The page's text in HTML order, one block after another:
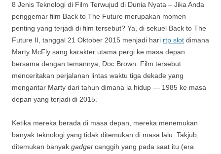
8 Jenis Teknologi di Film Terwujud di Dunia Nyata – Jika Anda
penggemar film Back to The Future merupakan momen
penting yang terjadi di film tersebut? Ya, di sekuel Back to The
Future II, tanggal 21 Oktober 2015 menjadi hari rtp slot dimana
Marty McFly sang karakter utama pergi ke masa depan
bersama dengan temannya, Doc Brown. Film tersebut
menceritakan perjalanan lintas waktu tiga dekade yang
mengantar Marty dari tahun dimana ia hidup — 1985 ke masa
depan yang terjadi di 2015.
Ketika mereka berada di masa depan, mereka menemukan
banyak teknologi yang tidak ditemukan di masa lalu. Takjub,
ditemukan banyak gadgetcanggih yang pada saat itu (era